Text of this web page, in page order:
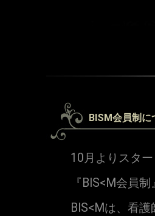
BISM会員制に
10月よりスタ
『BIS<M会員制』
BIS<Mは、看